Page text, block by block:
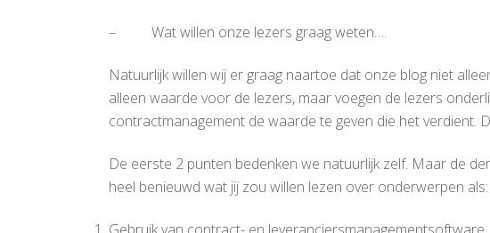
– Wat willen onze lezers graag weten….
Natuurlijk willen wij er graag naartoe dat onze blog niet
alleen waarde voor de lezers, maar voegen de lezers
contractmanagement de waarde te geven die het verdient.
De eerste 2 punten bedenken we natuurlijk zelf. Maar de
heel benieuwd wat jij zou willen lezen over onderwerpen als: